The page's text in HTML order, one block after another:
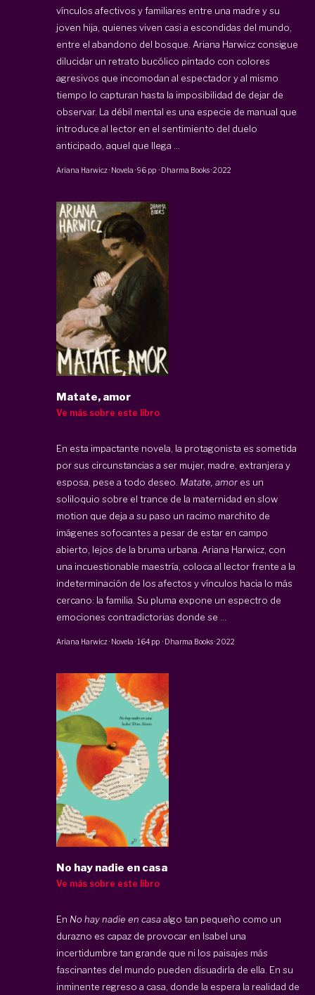
vínculos afectivos y familiares entre una madre y su
joven hija, quienes viven casi a escondidas del mundo,
entre el abandono del bosque. Ariana Harwicz consigue
dilucidar un retrato bucólico pintado con colores
agresivos que incomodan al espectador y al mismo
tiempo lo capturan hasta la imposibilidad de dejar de
observar. La débil mental es una especie de manual que
introduce al lector en el sentimiento del duelo
anticipado, aquel que llega ...
Ariana Harwicz· Novela ·96 pp · Dharma Books·2022
Matate, amor
Ve más sobre este libro
En esta impactante novela, la protagonista es sometida
por sus circunstancias a ser mujer, madre, extranjera y
esposa, pese a todo deseo. Matate, amor es un
soliloquio sobre el trance de la maternidad en slow
motion que deja a su paso un racimo marchito de
imágenes sofocantes a pesar de estar en campo
abierto, lejos de la bruma urbana. Ariana Harwicz, con
una incuestionable maestría, coloca al lector frente a la
indeterminación de los afectos y vínculos hacia lo más
cercano: la familia. Su pluma expone un espectro de
emociones contradictorias donde se ...
Ariana Harwicz· Novela ·164 pp · Dharma Books·2022
No hay nadie en casa
Ve más sobre este libro
En No hay nadie en casaalgo tan pequeño como un
durazno es capaz de provocar en Isabel una
incertidumbre tan grande que ni los paisajes más
fascinantes del mundo pueden disuadirla de ella. En su
inminente regreso a casa, donde la espera la realidad de